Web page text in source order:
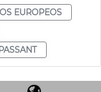
EUROPEOS